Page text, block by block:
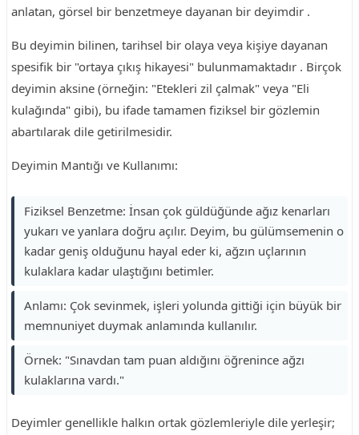
anlatan, görsel bir benzetmeye dayanan bir deyimdir .
Bu deyimin bilinen, tarihsel bir olaya veya kişiye dayanan
spesifik bir "ortaya çıkış hikayesi" bulunmamaktadır . Birçok
deyimin aksine (örneğin: "Etekleri zil çalmak" veya "Eli
kulağında" gibi), bu ifade tamamen fiziksel bir gözlemin
abartılarak dile getirilmesidir.
Deyimin Mantığı ve Kullanımı:
Fiziksel Benzetme: İnsan çok güldüğünde ağız kenarları
yukarı ve yanlara doğru açılır. Deyim, bu gülümsemenin o
kadar geniş olduğunu hayal eder ki, ağzın uçlarının
kulaklara kadar ulaştığını betimler.
Anlamı: Çok sevinmek, işleri yolunda gittiği için büyük bir
memnuniyet duymak anlamında kullanılır.
Örnek: "Sınavdan tam puan aldığını öğrenince ağzı
kulaklarına vardı."
Deyimler genellikle halkın ortak gözlemleriyle dile yerleşir;